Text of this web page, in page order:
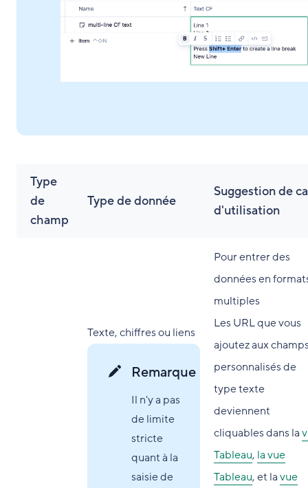
Type
de
champ
Type de donnée
Suggestion de
d'utilisation
Texte, chiffres ou liens
Remarque
Il n'y a pas
de limite
stricte
quant à la
saisie de
Pour entrer des
données en
multiples
Les URL que vous
ajoutez aux
personnalisés de
type texte
deviennent
cliquables dans la
Tableau, la vue
Tableau, et lavue